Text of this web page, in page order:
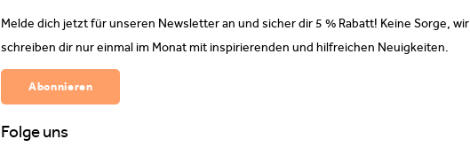
Melde dich jetzt für unseren Newsletter an und sicher dir 5 % Rabatt! Keine Sorge, wir
schreiben dir nur einmal im Monat mit inspirierenden und hilfreichen Neuigkeiten.
Abonnieren
Folge uns